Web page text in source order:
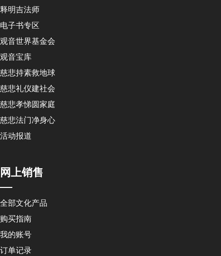
释明吉法师
电子书专区
观音世界基金会
观音宝库
慈悲持素救地球
慈悲礼仪建社会
慈悲孝悌圆家庭
慈悲法门净身心
活动报道
网上销售
全部文化产品
购买指南
我的账号
订单记录